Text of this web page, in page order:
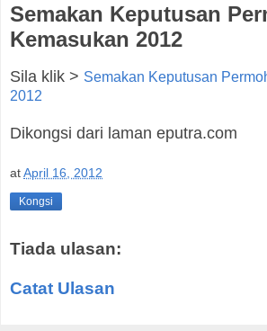
Semakan Keputusan
Kemasukan 2012
Sila klik > Semakan Keputusan
2012
Dikongsi dari laman eputra.com
atApril 16, 2012
Kongsi
Tiada ulasan:
Catat Ulasan